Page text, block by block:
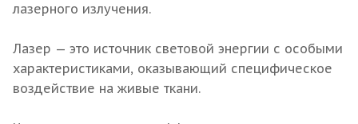
лазерного излучения.
Лазер — это источник световой энергии с особыми
характеристиками, оказывающий специфическое
воздействие на живые ткани.